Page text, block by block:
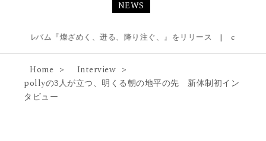
NEWS
めく、迸る、降り注ぐ、』をリリース | cephaloが新曲「ブーゲン
Home
Interview
pollyの3人が立つ、明くる朝の地平の先 新体制初イン
タビュー